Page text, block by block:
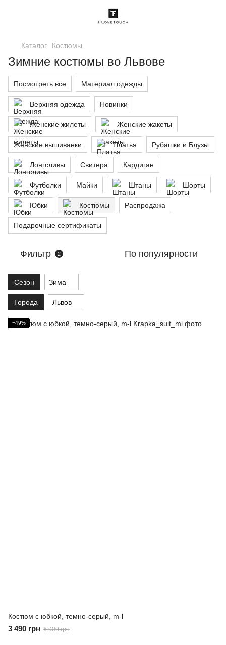
Каталог Костюмы
Зимние костюмы во Львове
Посмотреть все Материал одежды
Верхняя одежда Новинки
Женские жилеты Женские жакеты
Женские вышиванки Платья Рубашки и Блузы
Лонгсливы Свитера Кардиган
Футболки Майки Штаны Шорты
Юбки Костюмы Распродажа
Подарочные сертификаты
Фильтр 2 По популярности
Сезон Зима
Города Львов
−49%
Костюм с юбкой, темно-серый, m-l
3 490 грн 6 900 грн